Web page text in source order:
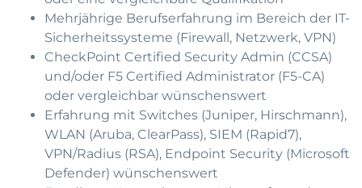
Mehrjährige Berufserfahrung im Bereich der IT-
Sicherheitssysteme (Firewall, Netzwerk, VPN)
CheckPoint Certified Security Admin (CCSA)
und/oder F5 Certified Administrator (F5-CA)
oder vergleichbar wünschenswert
Erfahrung mit Switches (Juniper, Hirschmann),
WLAN (Aruba, ClearPass), SIEM (Rapid7),
VPN/Radius (RSA), Endpoint Security (Microsoft
Defender) wünschenswert